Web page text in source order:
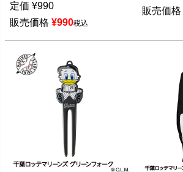
定価 ¥990
販売価格 ¥990税込
販売価格